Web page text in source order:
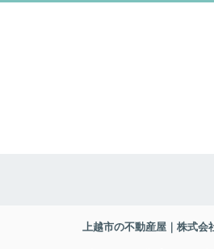
上越市の不動産屋｜株式会